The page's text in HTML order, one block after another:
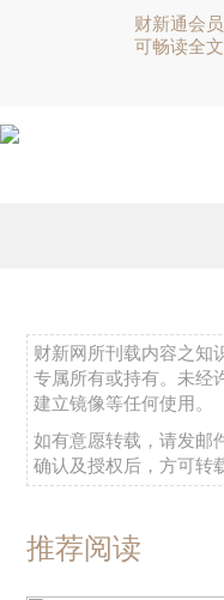
财新通会员
可畅读全文
财新网所刊载内容之知
专属所有或持有。未经
建立镜像等任何使用。
如有意愿转载，请发邮
确认及授权后，方可转
推荐阅读